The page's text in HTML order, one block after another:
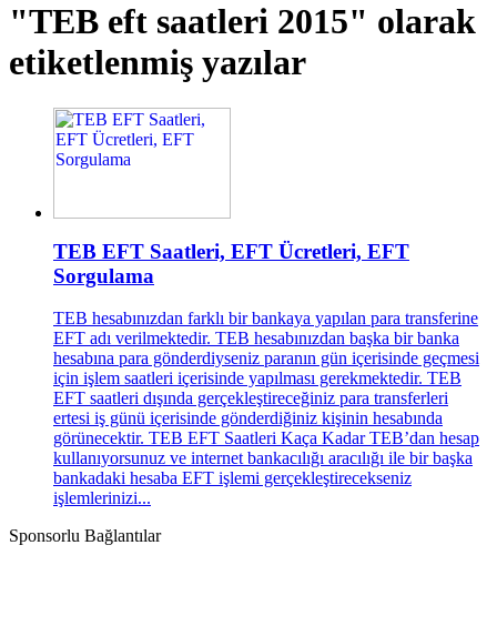
"TEB eft saatleri 2015" olarak
etiketlenmiş yazılar
TEB EFT Saatleri, EFT Ücretleri, EFT
Sorgulama
TEB hesabınızdan farklı bir bankaya yapılan para transferine
EFT adı verilmektedir. TEB hesabınızdan başka bir banka
hesabına para gönderdiyseniz paranın gün içerisinde geçmesi
için işlem saatleri içerisinde yapılması gerekmektedir. TEB
EFT saatleri dışında gerçekleştireceğiniz para transferleri
ertesi iş günü içerisinde gönderdiğiniz kişinin hesabında
görünecektir. TEB EFT Saatleri Kaça Kadar TEB’dan hesap
kullanıyorsunuz ve internet bankacılığı aracılığı ile bir başka
bankadaki hesaba EFT işlemi gerçekleştirecekseniz
işlemlerinizi...
Sponsorlu Bağlantılar